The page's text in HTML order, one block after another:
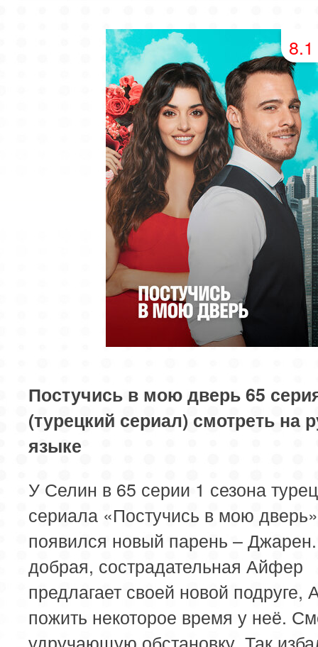
50 серия
51 серия
54 серия
55 серия
58 серия
59 серия
62 серия
63 серия
66 серия
67 серия
70 серия
71 серия
74 серия
75 серия
78 серия
79 серия
82 серия
83 серия
89 серия
90 серия
91 серия
93 серия
94 серия
95 серия
8.1
Постучись в мою дверь 65
(турецкий сериал) смотреть на
языке
У Селин в 65 серии 1 сезона
сериала «Постучись в мою дверь»
появился новый парень –
добрая, сострадательная Айфер
предлагает своей новой подруге,
пожить некоторое время у неё.
удручающую обстановку. Так